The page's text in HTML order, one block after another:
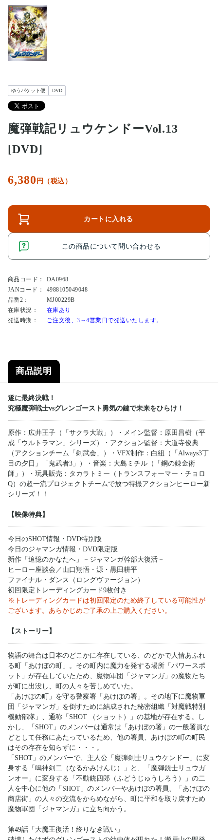
ゆうパケット便 DVD
魔弾戦記リュウケンドーVol.13
[DVD]
6,380 円（税込）
カートに入れる
この商品について問い合わせる
商品コード：
DA0968
JANコード：
4988105049048
品番2：
MJ00229B
在庫状況：
在庫あり
発送時期：
ご注文後、3～4営業日で発送いたします。
商品説明
遂に最終決戦！
究極魔弾戦士vsグレンゴースト勇気の鍵で未来をひらけ！
原作：広井王子（「サクラ大戦」）・メイン監督：原田昌樹（平
成「ウルトラマン」シリーズ）・アクション監督：大道寺俊典
（アクションチーム「剣武会」）・VFX制作：白組（「Always3丁
目の夕日」「鬼武者3」）・音楽：大島ミチル（「鋼の錬金術
師」）・玩具販売：タカラトミー（トランスフォーマー・チョロ
Q）の超一流プロジェクトチームで放つ特撮アクションヒーロー新
シリーズ！！
【映像特典】
今日のSHOT情報・DVD特別版
今日のジャマンガ情報・DVD限定版
新作「追憶のかなたへ」－ジャマンガ幹部大復活－
ヒーロー座談会／山口翔悟・源・黒田耕平
ファイナル・ダンス（ロングヴァージョン）
初回限定トレーディングカード9枚付き
※トレーディングカードは初回限定のため終了している可能性が
ございます。あらかじめご了承の上ご購入ください。
【ストーリー】
物語の舞台は日本のどこかに存在している、のどかで人情あふれ
る町「あけぼの町」。その町内に魔力を発する場所「パワースポ
ット」が存在していたため、魔物軍団「ジャマンガ」の魔物たち
が町に出没し、町の人々を苦しめていた。
「あけぼの町」を守る警察署「あけぼの署」。その地下に魔物軍
団「ジャマンガ」を倒すために結成された秘密組織「対魔戦特別
機動部隊」、通称「SHOT （ショット）」の基地が存在する。し
かし、「SHOT」のメンバーは通常は「あけぼの署」の一般署員な
どとして任務にあたっているため、他の署員、あけぼの町の町民
はその存在を知らずに・・・。
「SHOT」のメンバーで、主人公「魔弾剣士リュウケンドー」に変
身する「鳴神剣二（なるかみけんじ）」と、「魔弾銃士リュウガ
ンオー」に変身する「不動銃四郎（ふどうじゅうしろう）」の二
人を中心に他の「SHOT」のメンバーやあけぼの署員、「あけぼの
商店街」の人々の交流をからめながら、町に平和を取り戻すため
魔物軍団「ジャマンガ」に立ち向かう。
第49話「大魔王復活！終りなき戦い」